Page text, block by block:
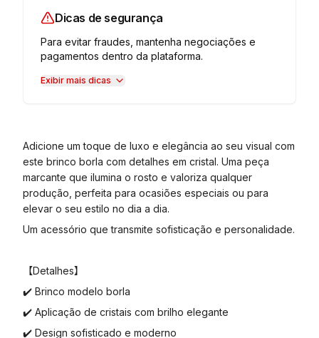
Dicas de segurança
Para evitar fraudes, mantenha negociações e
pagamentos dentro da plataforma.
Exibir mais dicas
Adicione um toque de luxo e elegância ao seu visual com
este brinco borla com detalhes em cristal. Uma peça
marcante que ilumina o rosto e valoriza qualquer
produção, perfeita para ocasiões especiais ou para
elevar o seu estilo no dia a dia.
Um acessório que transmite sofisticação e personalidade.
【Detalhes】
✔️ Brinco modelo borla
✔️ Aplicação de cristais com brilho elegante
✔️ Design sofisticado e moderno